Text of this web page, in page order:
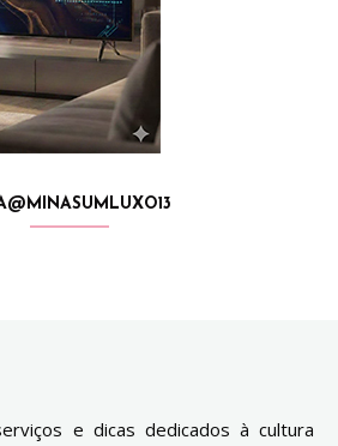
e dicas dedicados à cultura